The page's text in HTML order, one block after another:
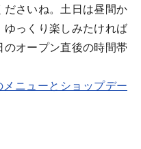
さいね。土日は昼間か
ゆっくり楽しみたければ
オープン直後の時間帯
ニューとショップデー